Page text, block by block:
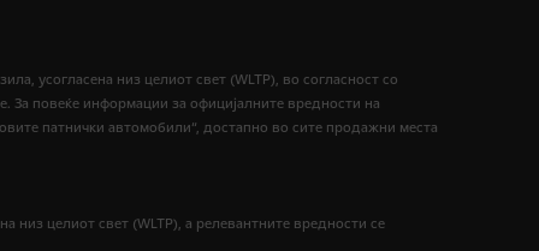
PANEL VAN 435 L4H2
Надворешни димензии6363 mm
Максимална корисна
усогласена низ целиот свет (WLTP), во согласност со
За повеќе информации за официјалните вредности на
патнички автомобили“, достапно во сите продажни места
низ целиот свет (WLTP), а релевантните вредности се